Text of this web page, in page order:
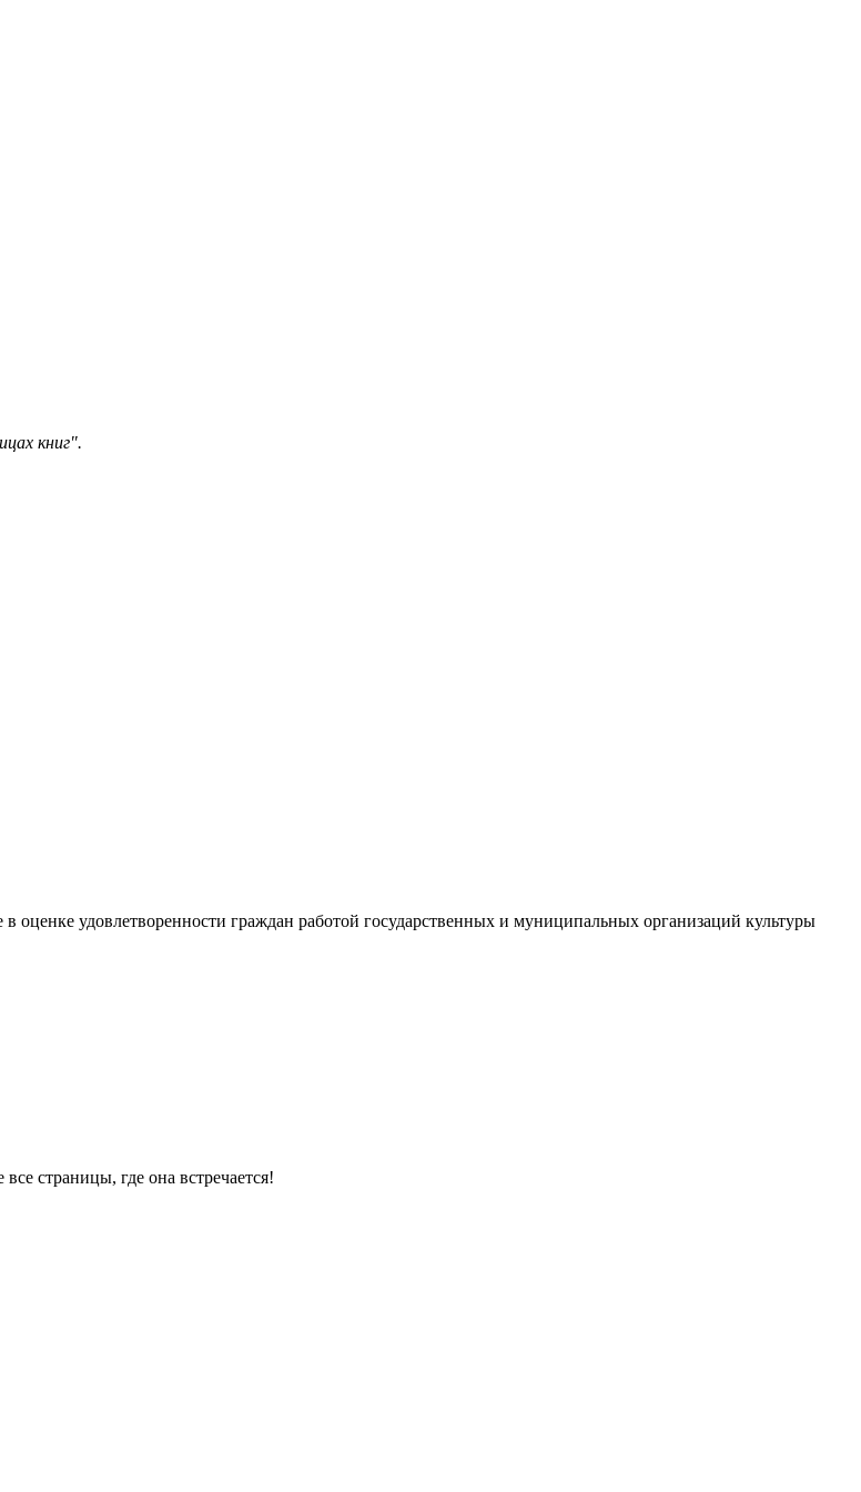
книг".
оценке удовлетворенности граждан работой государственных и муниципальных организаций культуры
страницы, где она встречается!